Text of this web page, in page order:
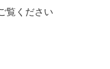
覧ください